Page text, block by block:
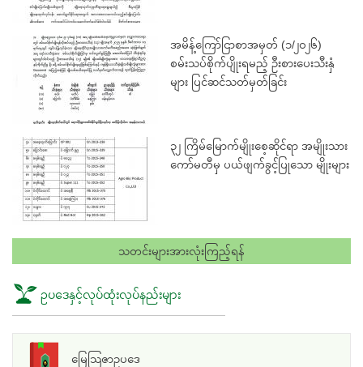
အမိန့်ကြော်ငြာစာအမှတ် (၁/၂၀၂၆)
စမ်းသပ်စိုက်ပျိုးရမည့် ဦးစားပေးသီးနှံ
များ ပြင်ဆင်သတ်မှတ်ခြင်း
၃၂ ကြိမ်မြောက်မျိုးစေ့ဆိုင်ရာ အမျိုးသား
ကော်မတီမှ ပယ်ဖျက်ခွင့်ပြုသော မျိုးများ
သတင်းများအားလုံးကြည့်ရန်
ဥပဒေနှင့်လုပ်ထုံးလုပ်နည်းများ
မြေသြဇာဥပဒေ